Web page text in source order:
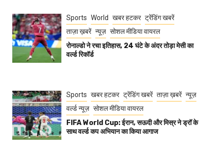
Sports World खबर हटकर ट्रेंडिंग खबरें
ताज़ा ख़बरें न्यूज़ सोशल मीडिया वायरल
रोनाल्डो ने रचा इतिहास, 24 घंटे के अंदर तोड़ा मेसी का
वर्ल्ड रिकॉर्ड
Sports खबर हटकर ट्रेंडिंग खबरें ताज़ा ख़बरें न्यूज़
वर्ल्ड न्यूज़ सोशल मीडिया वायरल
FIFA World Cup: ईरान, सऊदी और मिस्र ने ड्रॉ के
साथ वर्ल्ड कप अभियान का किया आगाज